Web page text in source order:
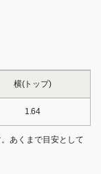
横(トップ)
1.64
あくまで目安として